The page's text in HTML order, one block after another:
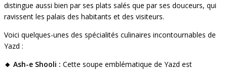
distingue aussi bien par ses plats salés que par ses douceurs, qui
ravissent les palais des habitants et des visiteurs.
Voici quelques-unes des spécialités culinaires incontournables de
Yazd :
🔸 Ash-e Shooli : Cette soupe emblématique de Yazd est